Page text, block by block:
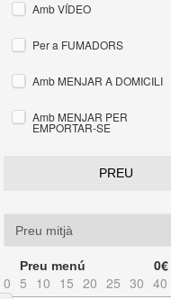
Amb VÍDEO
Per a FUMADORS
Amb MENJAR A DOMICILI
Amb MENJAR PER
EMPORTAR-SE
PREU
Preu menú 0€
0 5 10 15 20 25 30 40